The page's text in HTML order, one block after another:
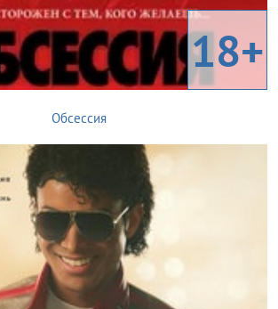
18+
Обсессия